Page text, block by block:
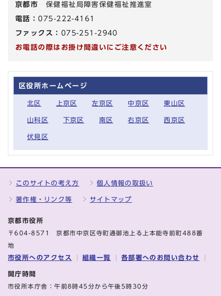
京都市 保健福祉局障害保健福祉推進室
電話：075-222-4161
ファックス： 075-251-2940
お電話の際はお掛け間違いにご注意ください
区役所ホームページ
北区 上京区 左京区 中京区 東山区
山科区 下京区 南区 右京区 西京区
伏見区
このサイトの考え方 個人情報の取扱い
著作権・リンク等 サイトマップ
京都市役所
〒604-8571 京都市中京区寺町通御池上る上本能寺前町488番
地
市役所へのアクセス 組織一覧 各部署へのお問い合わせ
開庁時間
市役所本庁舎：午前8時45分から午後5時30分